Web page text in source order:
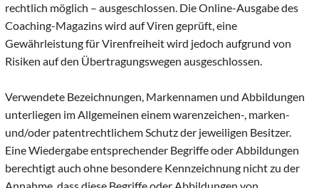
rechtlich möglich – ausgeschlossen. Die Online-Ausgabe des
Coaching-Magazins wird auf Viren geprüft, eine
Gewährleistung für Virenfreiheit wird jedoch aufgrund von
Risiken auf den Übertragungswegen ausgeschlossen.
Verwendete Bezeichnungen, Markennamen und Abbildungen
unterliegen im Allgemeinen einem warenzeichen-, marken-
und/oder patentrechtlichem Schutz der jeweiligen Besitzer.
Eine Wiedergabe entsprechender Begriffe oder Abbildungen
berechtigt auch ohne besondere Kennzeichnung nicht zu der